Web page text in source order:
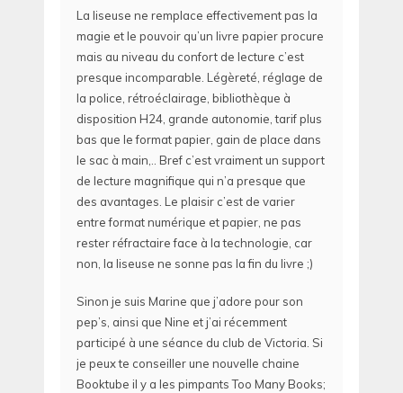
La liseuse ne remplace effectivement pas la
magie et le pouvoir qu’un livre papier procure
mais au niveau du confort de lecture c’est
presque incomparable. Légèreté, réglage de
la police, rétroéclairage, bibliothèque à
disposition H24, grande autonomie, tarif plus
bas que le format papier, gain de place dans
le sac à main,.. Bref c’est vraiment un support
de lecture magnifique qui n’a presque que
des avantages. Le plaisir c’est de varier
entre format numérique et papier, ne pas
rester réfractaire face à la technologie, car
non, la liseuse ne sonne pas la fin du livre ;)
Sinon je suis Marine que j’adore pour son
pep’s, ainsi que Nine et j’ai récemment
participé à une séance du club de Victoria. Si
je peux te conseiller une nouvelle chaine
Booktube il y a les pimpants Too Many Books;